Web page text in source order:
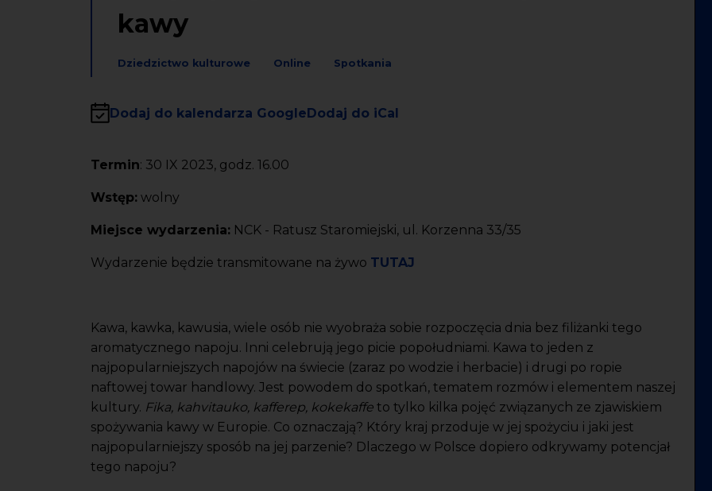
kawy
Dziedzictwo kulturowe Online Spotkania
Dodaj do kalendarza GoogleDodaj do iCal
Termin: 30 IX 2023, godz. 16.00
Wstęp: wolny
Miejsce wydarzenia: NCK - Ratusz Staromiejski, ul. Korzenna 33/35
Wydarzenie będzie transmitowane na żywo TUTAJ
Kawa, kawka, kawusia, wiele osób nie wyobraża sobie rozpoczęcia dnia bez filiżanki tego
aromatycznego napoju. Inni celebrują jego picie popołudniami. Kawa to jeden z
najpopularniejszych napojów na świecie (zaraz po wodzie i herbacie) i drugi po ropie
naftowej towar handlowy. Jest powodem do spotkań, tematem rozmów i elementem naszej
kultury. Fika, kahvitauko, kafferep, kokekaffe to tylko kilka pojęć związanych ze zjawiskiem
spożywania kawy w Europie. Co oznaczają? Który kraj przoduje w jej spożyciu i jaki jest
najpopularniejszy sposób na jej parzenie? D laczego w Polsce dopiero odkrywamy potencjał
tego napoju?